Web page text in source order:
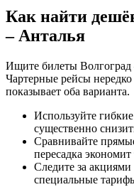
Как найти
– Анталья
Ищите билеты Волгоград
Чартерные рейсы
показывает оба варианта.
Используйте
существенно
Сравнивайте
пересадка
Следите за
специальные